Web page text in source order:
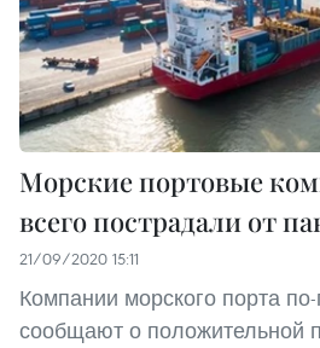
Морские портовые
всего пострадали от
21/09/2020 15:11
Компании морского порта
сообщают о положительной